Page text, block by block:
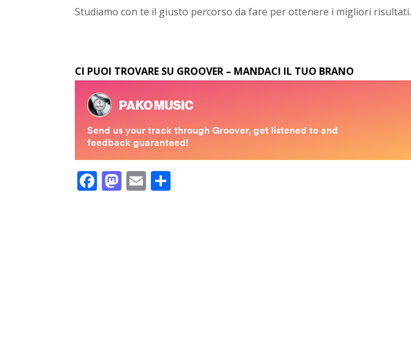
Studiamo con te il giusto percorso da fare per ottenere i migliori risultati.
CI PUOI TROVARE SU GROOVER – MANDACI IL TUO BRANO
F M E